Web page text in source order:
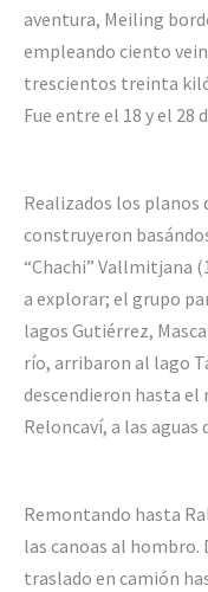
aventura, Meiling
empleando ciento
trescientos treinta
Fue entre el 18 y el 28
Realizados los planos
construyeron
“Chachi” Vallmitjana
a explorar; el grupo
lagos Gutiérrez,
río, arribaron al lago
descendieron hasta el
Reloncaví, a las aguas
Remontando hasta
las canoas al hombro.
traslado en camión